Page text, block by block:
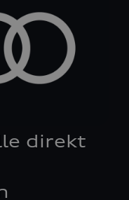
direkt